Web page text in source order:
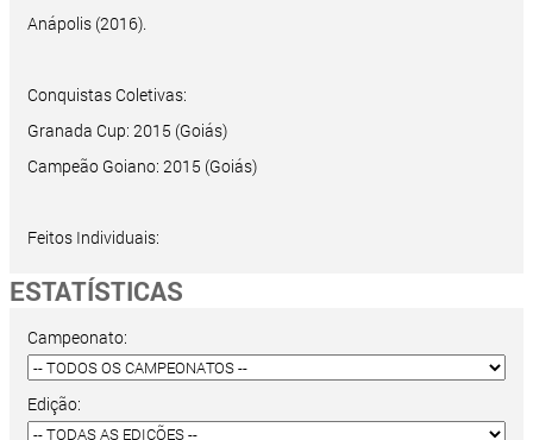
Anápolis (2016).
Conquistas Coletivas:
Granada Cup: 2015 (Goiás)
Campeão Goiano: 2015 (Goiás)
Feitos Individuais:
ESTATÍSTICAS
Campeonato:
Edição: